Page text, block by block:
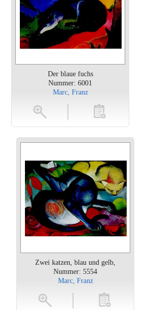
Der blaue fuchs
Nummer: 6001
Marc, Franz
toevoegen
Zwei katzen, blau und gelb,
Nummer: 5554
Marc, Franz
toevoegen